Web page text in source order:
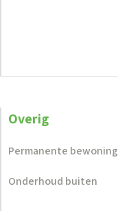
Overig
Permanente bewoning
Onderhoud buiten